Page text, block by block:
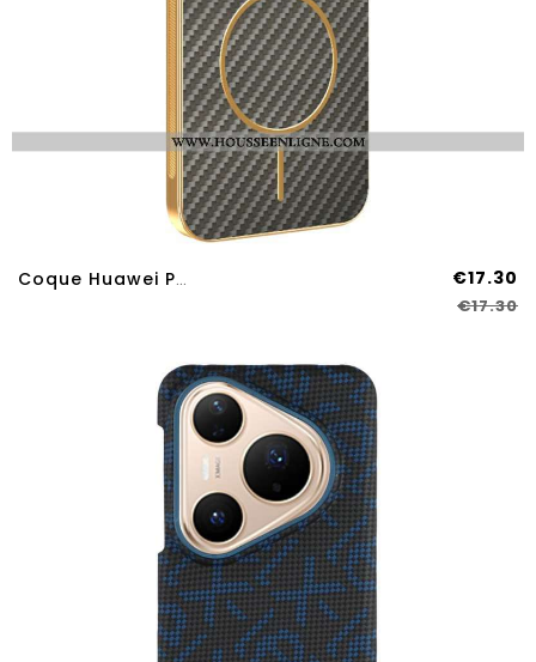
Coque Huawei Pura 80 Texture Fibre De Carbone €17.30
€17.30